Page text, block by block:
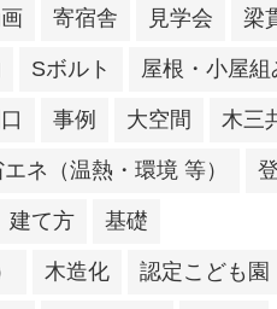
寄宿舎 見学会 梁
Sボルト 屋根・小屋組
事例 大空間 木三
ネ（温熱・環境 等）
建て方 基礎
木造化 認定こども園